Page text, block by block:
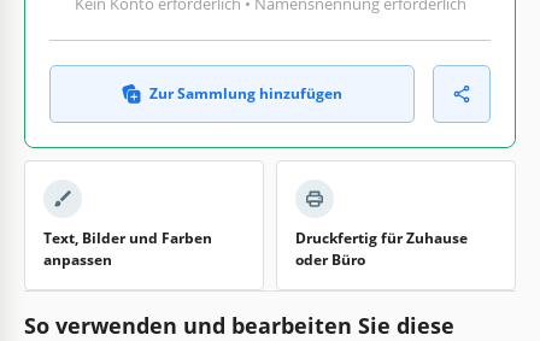
Zur Sammlung hinzufügen
Text, Bilder und Farben
anpassen
Druckfertig für Zuhause
oder Büro
So verwenden und bearbeiten Sie diese